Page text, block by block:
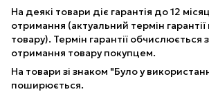
На деякі товари діє гарантія до 12
отримання (актуальний термін гарантії
товару). Термін гарантії обчислюється
отримання товару покупцем.
На товари зі знаком "Було у
поширюється.